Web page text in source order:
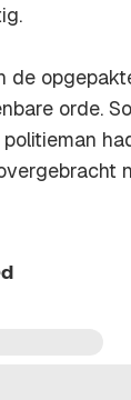
de
orde.
politieman